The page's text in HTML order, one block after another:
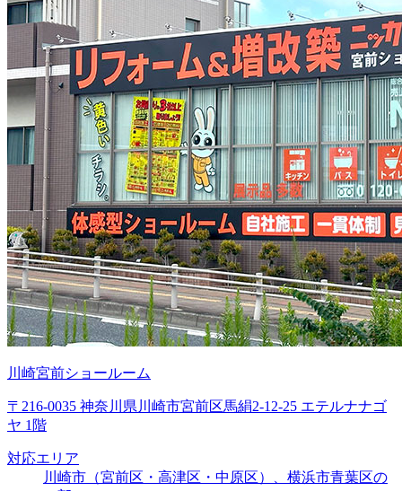
川崎宮前ショールーム
〒216-0035 神奈川県川崎市宮前区馬絹2-12-25 エテルナナゴ
ヤ 1階
対応エリア
川崎市（宮前区・高津区・中原区）、横浜市青葉区の